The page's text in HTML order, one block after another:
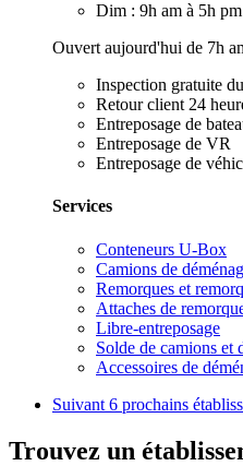
Dim : 9h am à 5h pm
Ouvert aujourd'hui de 7h
Inspection gratuite
Retour client 24
Entreposage de
Entreposage de VR
Entreposage de
Services
Conteneurs U-Box
Camions de
Remorques et
Attaches de
Libre-entreposage
Solde de camions et
Accessoires de
Suivant 6 prochains
Trouvez un